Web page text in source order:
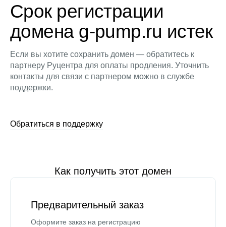
Срок регистрации
домена g-pump.ru истек
Если вы хотите сохранить домен — обратитесь к
партнеру Руцентра для оплаты продления. Уточнить
контакты для связи с партнером можно в службе
поддержки.
Обратиться в поддержку
Как получить этот домен
Предварительный заказ
Оформите заказ на регистрацию